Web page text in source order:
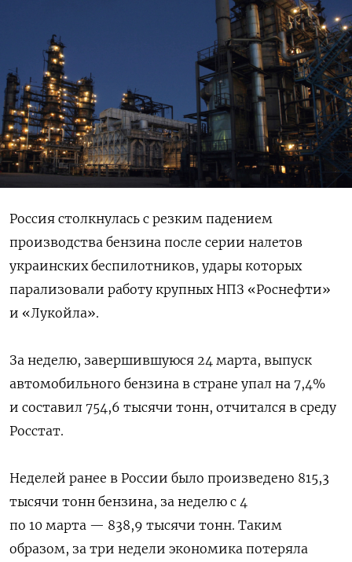
Россия столкнулась с резким падением
производства бензина после серии налетов
украинских беспилотников, удары которых
парализовали работу крупных НПЗ «Роснефти»
и «Лукойла».
За неделю, завершившуюся 24 марта, выпуск
автомобильного бензина в стране упал на 7,4%
и составил 754,6 тысячи тонн, отчитался в среду
Росстат.
Неделей ранее в России было произведено 815,3
тысячи тонн бензина, за неделю с 4
по 10 марта — 838,9 тысячи тонн. Таким
образом, за три недели экономика потеряла